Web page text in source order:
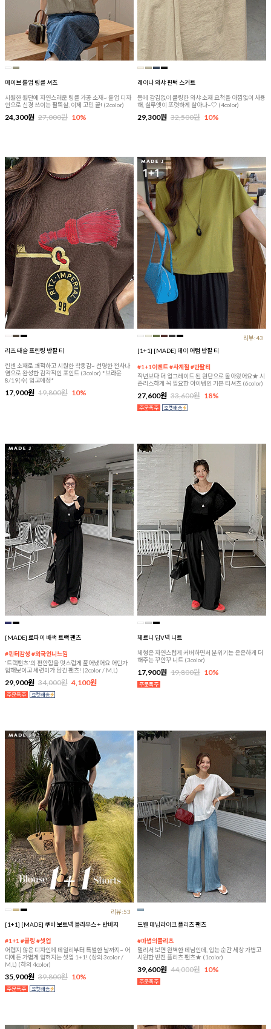
메이브 롤업 링클 셔츠
시원한 원단에 자연스러운 링클 가공 소재~ 롤업 디자
인으로 신경 쓰이는 팔뚝살, 이제 고민 끝! (2color)
24,300원 27,000원 10%
레이나 와샤 핀턱 스커트
몸에 감김없이 쿨링한 와샤 소재 요척을 아낌없이 사용
해, 실루엣이 또렷하게 살아나~♡ (4color)
29,300원 32,500원 10%
리츠 태슬 프린팅 반팔 티
린넨 소재로 쾌적하고 시원한 착용감~ 선명한 전사나
염으로 완성한 감각적인 포인트 (3color) *브라운
8/19(수) 입고예정*
17,900원 19,800원 10%
리뷰:43
[1+1] [MADE] 데이 어텀 반팔 티
#1+1이벤트 #사계절 #반팔티
작년보다 더 업그레이드 된 원단으로 돌아왔어요★ 시
즌리스하게 꼭 필요한 아이템인 기본 티셔츠 (6color)
27,600원 33,600원 18%
[MADE] 로파이 배색 트랙 팬츠
#핀터감성 #외국언니느낌
'트랙팬츠'의 편안함을 멋스럽게 풀어냈어요 어딘가
힙해보이고 세련미가 담긴 팬츠! (2color / M,L)
29,900원 34,000원 4,100원
체르니 딥V넥 니트
체형은 자연스럽게 커버하면서 분위기는 은은하게 더
해주는 꾸안꾸 니트 (3color)
17,900원 19,800원 10%
리뷰:53
[1+1] [MADE] 쿠바 보트넥 블라우스 + 반바지
#1+1 #쿨링 #셋업
어렵지 않은 디자인에 데일리부터 특별한 날까지~ 어
디에든 가볍게 입혀지는 셋업 1+1! (상의 3color /
M,L) (하의 4color)
35,900원 39,800원 10%
드웬 데님라이크 플리츠 팬츠
#마법의플리츠
멀리서 보면 완벽한 데님인데, 입는 순간 세상 가볍고
시원한 반전 플리츠 팬츠★ (1color)
39,600원 44,000원 10%